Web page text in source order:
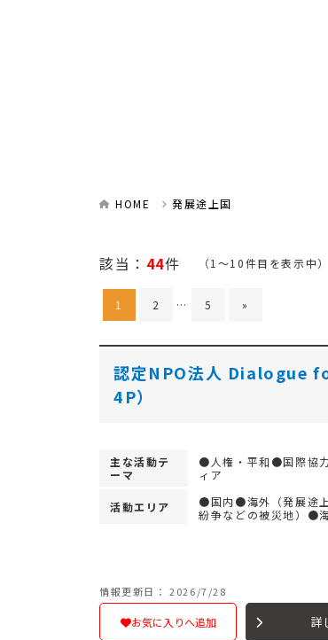
HOME 発展途上国
該当： 44件 （1～10件目を表示中）
1 2 … 5 »
認定NPO法人 Dialogue
4P）
主な活動テ
ーマ
●人権・平和●国際協
ィア
活動エリア
●国内●海外（発展途
紛争などの被災地）●
情報更新日： 2026/7/28
お気に入りへ追加 詳